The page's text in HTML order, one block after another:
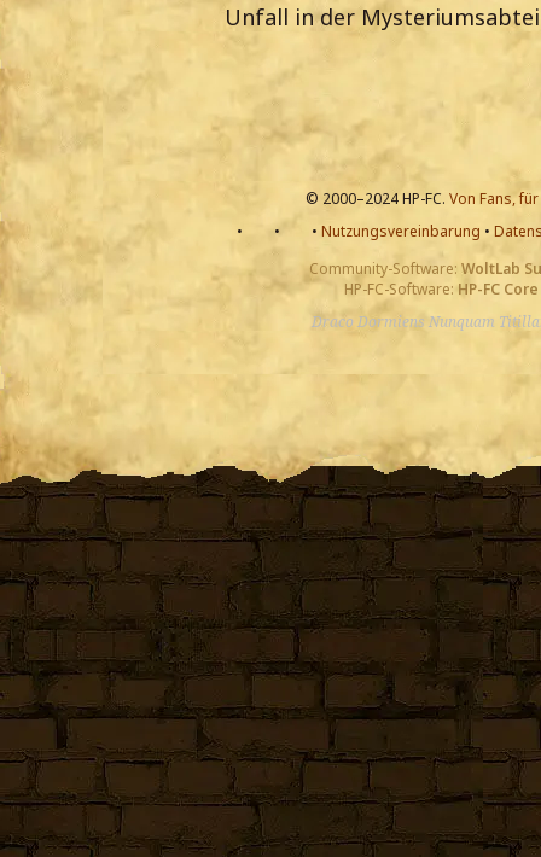
Unfall in der
© 2000–2024 HP-FC. Von Fans,
•
• • Nutzungsvereinbarung •
Community-Software: WoltLab
HP-FC-Software: HP-FC Core
Draco Dormiens Nunquam